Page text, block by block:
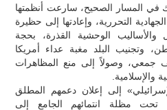
في المسار الصحيح، سارعت أنظمتها
التحررية، وإعادتها إلى حظيرة
الوحشية القذرة، بحجة
وتجنيب البلد مغبة عداء أمريكا
جمعي، وصولاً إلى منع المظاهرات
والإسلامية.
إلى إعلان دعمهم المطلق
مظلة انتمائهم الجامع إلى